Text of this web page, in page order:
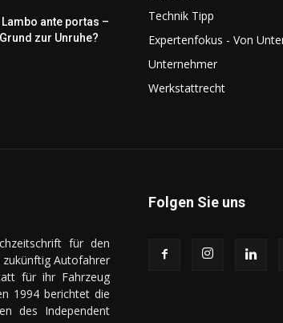
ante portas –
zur Unruhe?
Technik Tipp
Expertenfokus - Von
Unternehmer
Werkstattrecht
für den
zukünftig Autofahrer
für ihr Fahrzeug
1994 berichtet die
des Independent
Folgen Sie uns